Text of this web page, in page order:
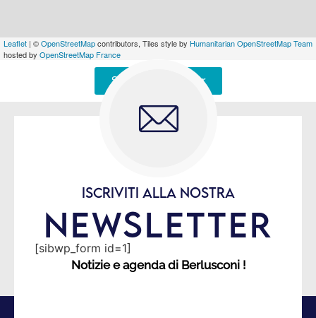
Leaflet | ©OpenStreetMapcontributors, Tiles style by Humanitarian OpenStreetMap Team
hosted by OpenStreetMap France
Signaler une erreur
ISCRIVITI ALLA NOSTRA
NEWSLETTER
[sibwp_form id=1]
Notizie e agenda di Berlusconi !